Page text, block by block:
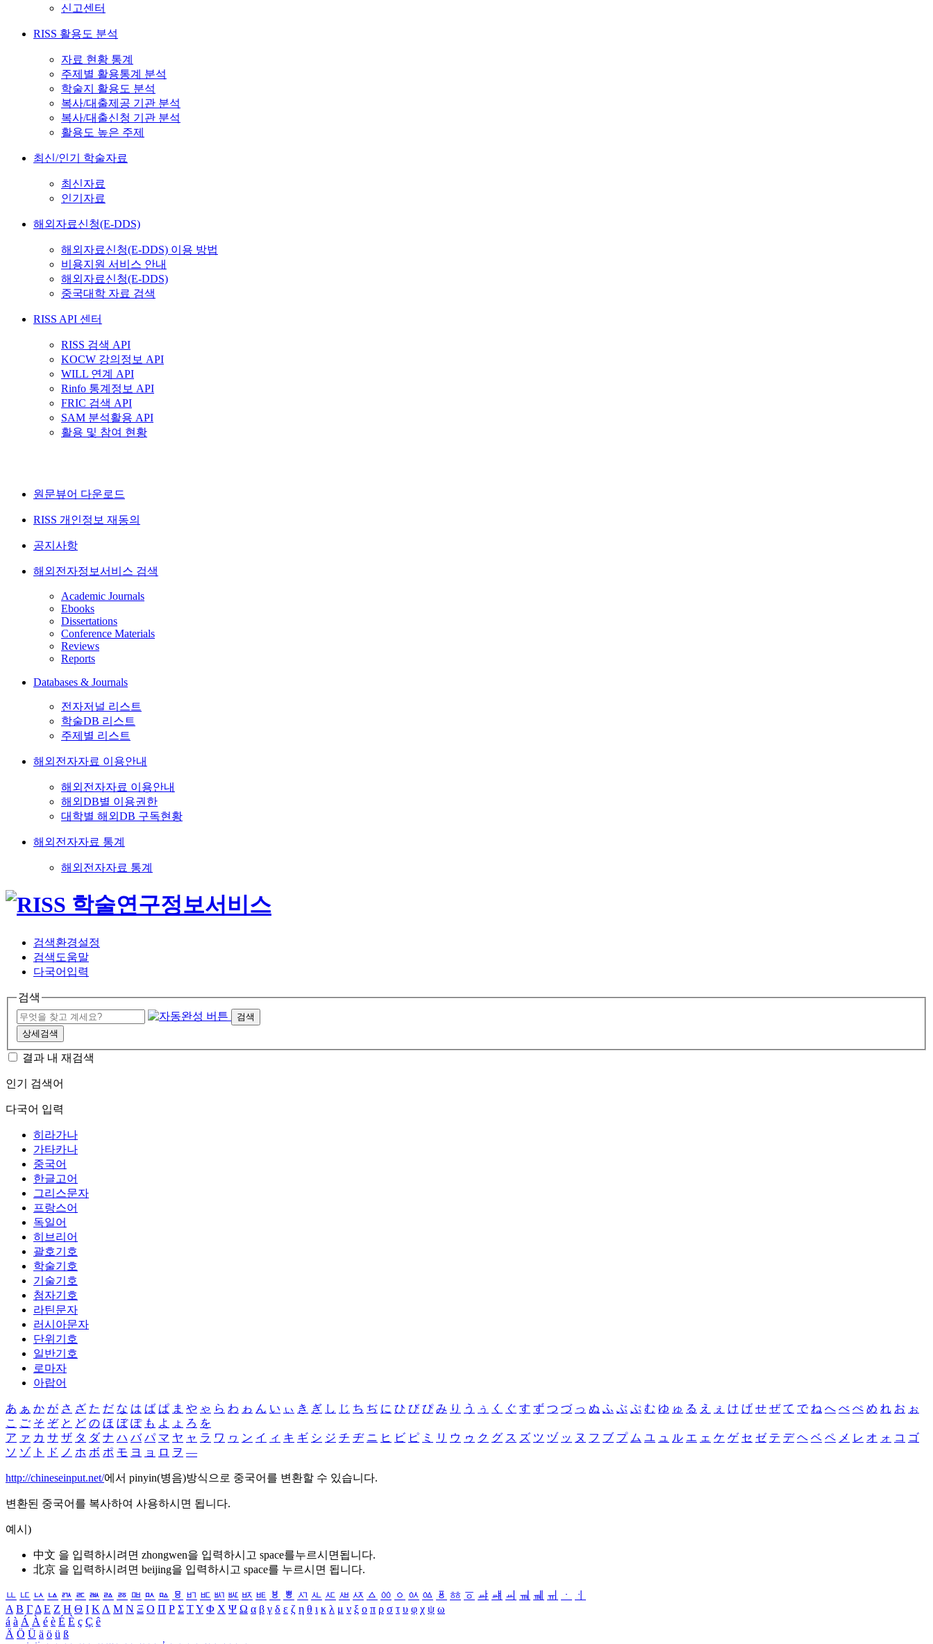
신고센터
RISS 활용도 분석
자료 현황 통계
주제별 활용통계 분석
학술지 활용도 분석
복사/대출제공 기관 분석
복사/대출신청 기관 분석
활용도 높은 주제
최신/인기 학술자료
최신자료
인기자료
해외자료신청(E-DDS)
해외자료신청(E-DDS) 이용 방법
비용지원 서비스 안내
해외자료신청(E-DDS)
중국대학 자료 검색
RISS API 센터
RISS 검색 API
KOCW 강의정보 API
WILL 연계 API
Rinfo 통계정보 API
FRIC 검색 API
SAM 분석활용 API
활용 및 참여 현황
원문뷰어 다운로드
RISS 개인정보 재동의
공지사항
해외전자정보서비스 검색
Academic Journals
Ebooks
Dissertations
Conference Materials
Reviews
Reports
Databases & Journals
전자저널 리스트
학술DB 리스트
주제별 리스트
해외전자자료 이용안내
해외전자자료 이용안내
해외DB별 이용권한
대학별 해외DB 구독현황
해외전자자료 통계
해외전자자료 통계
검색환경설정
검색도움말
다국어입력
검색
검색
상세검색
결과 내 재검색
인기 검색어
다국어 입력
히라가나
가타카나
중국어
한글고어
그리스문자
프랑스어
독일어
히브리어
괄호기호
학술기호
기술기호
첨자기호
라틴문자
러시아문자
단위기호
일반기호
로마자
아랍어
あ ぁ か が さ ざ た だ な は ば ぱ ま や ゃ ら わ ゎ ん い ぃ き ぎ し じ ち ぢ に ひ び ぴ み り う ぅ く ぐ す ず つ づ っ ぬ ふ ぶ ぷ む ゆ ゅ る え ぇ け げ せ ぜ て で ね へ べ ぺ め れ お ぉ
こ ご そ ぞ と ど の ほ ぼ ぽ も よ ょ ろ を
ア ァ カ サ ザ タ ダ ナ ハ バ パ マ ヤ ャ ラ ワ ヮ ン イ ィ キ ギ シ ジ チ ヂ ニ ヒ ビ ピ ミ リ ウ ゥ ク グ ス ズ ツ ヅ ッ ヌ フ ブ プ ム ユ ュ ル エ ェ ケ ゲ セ ゼ テ デ ヘ ベ ペ メ レ オ ォ コ ゴ
ソ ゾ ト ド ノ ホ ボ ポ モ ヨ ョ ロ ヲ ―
http://chineseinput.net/에서 pinyin(병음)방식으로 중국어를 변환할 수 있습니다.
변환된 중국어를 복사하여 사용하시면 됩니다.
예시)
中文 을 입력하시려면 zhongwen을 입력하시고 space를누르시면됩니다.
北京 을 입력하시려면 beijing을 입력하시고 space를 누르시면 됩니다.
ㅥ ㅦ ㅧ ㅨ ㅩ ㅪ ㅫ ㅬ ㅭ ㅮ ㅯ ㅰ ㅱ ㅲ ㅳ ㅴ ㅵ ㅶ ㅷ ㅸ ㅹ ㅺ ㅻ ㅼ ㅽ ㅾ ㅿ ㆀ ㆁ ㆂ ㆃ ㆄ ㆅ ㆆ ㆇ ㆈ ㆉ ㆊ ㆋ ㆌ ㆍ
ㆎ
Α Β ΓΔ Ε Ζ Η Θ Ι ΚΛ Μ Ν Ξ Ο Π Ρ Σ ΤΥ Φ Χ Ψ Ω α β γ δ ε ζ η θ ι κ λ μ ν ξ ο π ρ σ τ υ φ χ ψ ω
á à Á À é è É È ç Ç ê
Ä Ö Ü ä ö ü ß